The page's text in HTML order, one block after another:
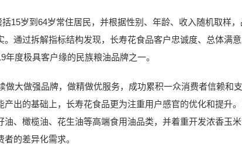
岁到64岁常住居民，并根据性别、年龄、收入随机取样，
通过拆解指标结构发现，长寿花食品客户忠诚度、总体满
度极具客户缘的民族粮油品牌之一。
做强品牌，做精做优服务，成功累积一众消费者信赖和
出的基础上，长寿花食品更为注重用户感官的优化和提升
、橄榄油、花生油等高端食用油品类，并着重开发浓香玉
的差异化需求。